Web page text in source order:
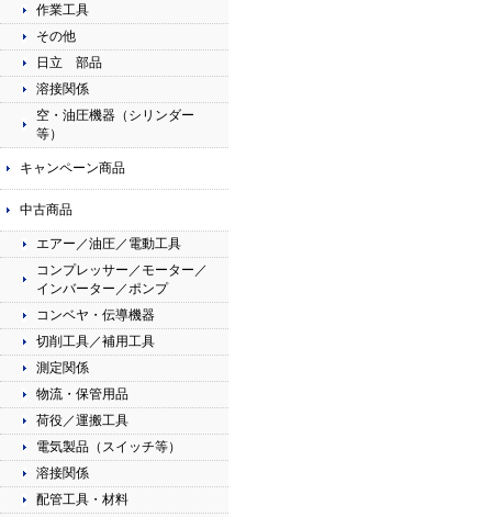
作業工具
その他
日立 部品
溶接関係
空・油圧機器（シリンダー
等）
キャンペーン商品
中古商品
エアー／油圧／電動工具
コンプレッサー／モーター／
インバーター／ポンプ
コンベヤ・伝導機器
切削工具／補用工具
測定関係
物流・保管用品
荷役／運搬工具
電気製品（スイッチ等）
溶接関係
配管工具・材料